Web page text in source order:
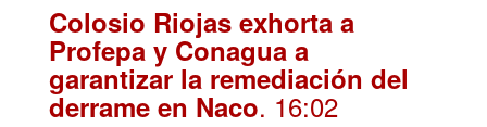
Colosio Riojas exhorta a
Profepa y Conagua a
garantizar la remediación del
derrame en Naco. 16:02